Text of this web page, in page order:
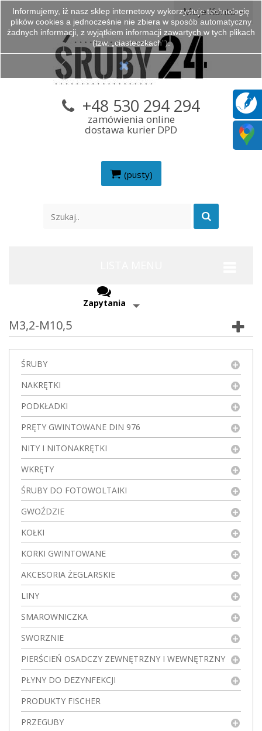
Moje Konto
(pusty)
+48 530 294 294
zamówienia online
dostawa kurier DPD
Zapytania
M3,2-M10,5
ŚRUBY
NAKRĘTKI
PODKŁADKI
PRĘTY GWINTOWANE DIN 976
NITY I NITONAKRĘTKI
WKRĘTY
ŚRUBY DO FOTOWOLTAIKI
GWOŹDZIE
KOŁKI
KORKI GWINTOWANE
AKCESORIA ŻEGLARSKIE
LINY
SMAROWNICZKA
SWORZNIE
PIERŚCIEŃ OSADCZY ZEWNĘTRZNY I WEWNĘTRZNY
PŁYNY DO DEZYNFEKCJI
PRODUKTY FISCHER
PRZEGUBY
Informujemy, iż nasz sklep internetowy wykorzystuje technologię
plików cookies a jednocześnie nie zbiera w sposób automatyczny
żadnych informacji, z wyjątkiem informacji zawartych w tych plikach
(tzw. „ciasteczkach”).